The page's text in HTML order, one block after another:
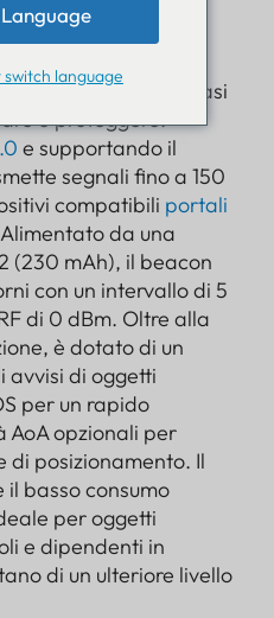
B004 Bluetooth
a forma
collegato a qualsiasi
o proteggere.
e supportando il
segnali fino a 150
compatibili portali
da una
(230 mAh), il beacon
con un intervallo di 5
di 0 dBm. Oltre alla
è dotato di un
avvisi di oggetti
per un rapido
AoA opzionali per
di posizionamento. Il
basso consumo
per oggetti
e dipendenti in
di un ulteriore livello
language